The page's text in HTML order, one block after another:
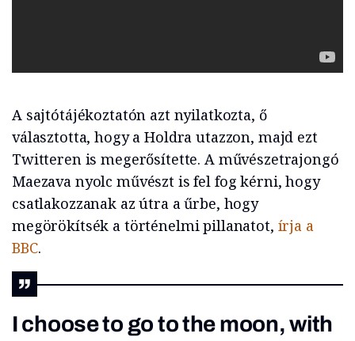
A sajtótájékoztatón azt nyilatkozta, ő
választotta, hogy a Holdra utazzon, majd ezt
Twitteren is megerősítette. A művészetrajongó
Maezava nyolc művészt is fel fog kérni, hogy
csatlakozzanak az útra a űrbe, hogy
megörökítsék a történelmi pillanatot, írja a
BBC.
I choose to go to the moon, with